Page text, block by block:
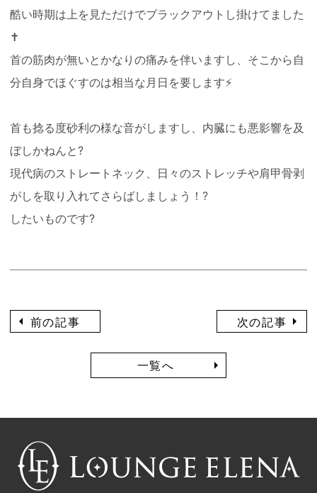
酷い時期は上を見ただけでブラックアウトし掛けてました
✝️
首の筋肉が無いとかなりの痛みを伴いますし、そこから自
分自身でほぐすのは相当な月日を要します⚡️
首も捻る度砂利の様な音がしますし、内臓にも悪影響を及
ぼしかねんと?
現代病のストレートネック、日々のストレッチや肩甲骨剥
がしを取り入れてさらばしましょう！?
したいものです?
前の記事 次の記事
一覧へ